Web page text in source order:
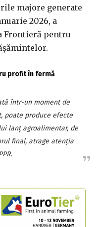
majore generate
2026, a
Frontieră pentru
profit în fermă
într-un moment de
poate produce efecte
lanţ agroalimentar, de
final, atrage atenţia